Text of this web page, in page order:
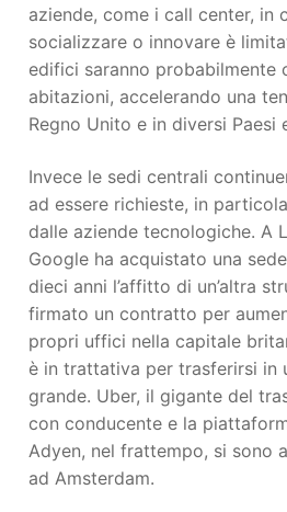
aziende, come i call center, in
socializzare o innovare è
edifici saranno probabilmente
abitazioni, accelerando una
Regno Unito e in diversi Paesi
Invece le sedi centrali
ad essere richieste, in
dalle aziende tecnologiche. A
Google ha acquistato una
dieci anni l’affitto di un’altra
firmato un contratto per
propri uffici nella capitale
è in trattativa per trasferirsi in
grande. Uber, il gigante del
con conducente e la
Adyen, nel frattempo, si sono
ad Amsterdam.